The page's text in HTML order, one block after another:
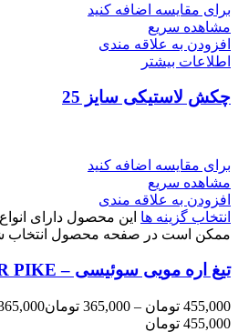
برای مقایسه اضافه کنید
مشاهده سریع
افزودن به علاقه مندی
اطلاعات بیشتر
چکش لاستیکی سایز 25
برای مقایسه اضافه کنید
مشاهده سریع
افزودن به علاقه مندی
انتخاب گزینه ها این محصول دارای
ممکن است در صفحه محصول انتخاب
تیغ اره مویی سوئیسی – SUPER PIKE
455,000 تومان –
365,000 تومان
455,000 تومان